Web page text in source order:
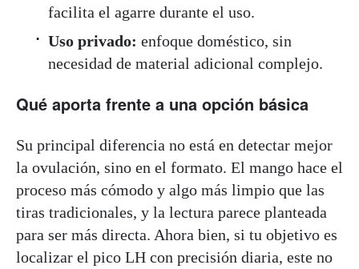
facilita el agarre durante el uso.
Uso privado: enfoque doméstico, sin
necesidad de material adicional complejo.
Qué aporta frente a una opción básica
Su principal diferencia no está en detectar mejor
la ovulación, sino en el formato. El mango hace el
proceso más cómodo y algo más limpio que las
tiras tradicionales, y la lectura parece planteada
para ser más directa. Ahora bien, si tu objetivo es
localizar el pico LH con precisión diaria, este no